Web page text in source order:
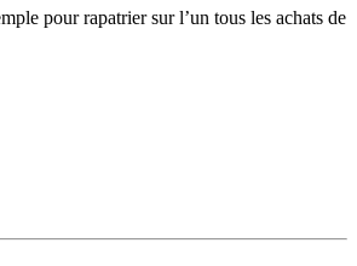
pour rapatrier sur l’un tous les achats de